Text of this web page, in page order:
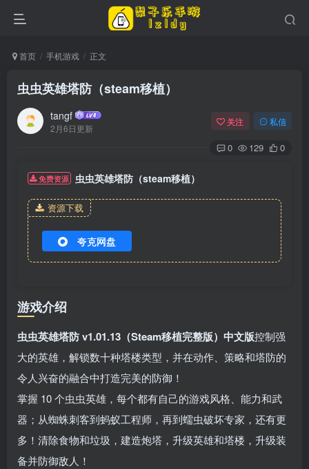
首页 手机游戏 正文
虫虫英雄塔防（steam移植）
tangf
2月6日更新
关注 私信
0 129 0
免费资源 虫虫英雄塔防（steam移植）
资源下载
夸克网盘
游戏介绍
虫虫英雄塔防 v1.01.13（Steam移植完整版）中文版控制强
大的英雄，解锁数十种塔楼类型，并在动作、策略和塔防的
令人兴奋的融合中打造完美的防御！
掌握 10 个虫虫英雄，每个都有自己的游戏风格、能力和武
器；从蜘蛛刺客到蚂蚁工程师，再到蠕虫破坏专家，还有更
多！清除食物和垃圾，建造炮塔，升级英雄和塔楼，升级装
备并防御敌人！